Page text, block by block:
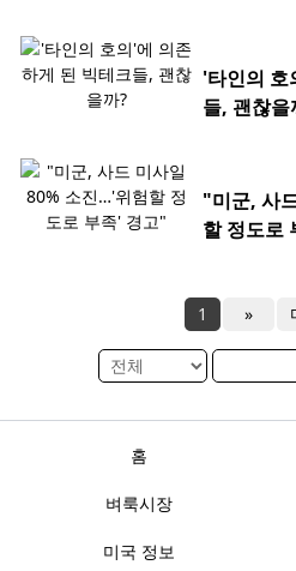
'타인의 호
들, 괜찮을
"미군, 사
할 정도로
1 »
홈
벼룩시장
미국 정보